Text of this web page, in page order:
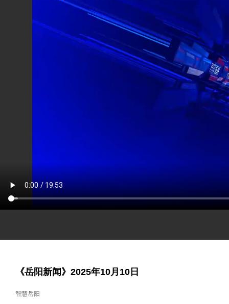
《岳阳新闻》2025年10月10日
智慧岳阳